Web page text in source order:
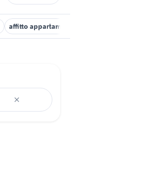
affitto appartamenti monolocali Milano